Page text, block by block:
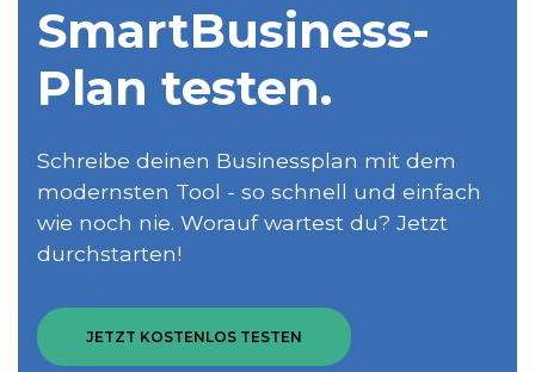
SmartBusiness­
Plan testen.
Schreibe deinen Businessplan mit dem
modernsten Tool - so schnell und einfach
wie noch nie. Worauf wartest du? Jetzt
durchstarten!
JETZT KOSTENLOS TESTEN